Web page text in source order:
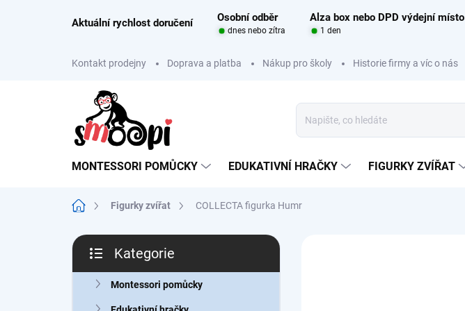
Aktuální rychlost doručení Osobní odběr Alza box nebo DPD výdejní místo
dnes nebo zítra 1 den
Kontakt prodejny Doprava a platba Nákup pro školy Historie firmy a víc o nás
MONTESSORI POMŮCKY EDUKATIVNÍ HRAČKY FIGURKY ZVÍŘAT
Domů Figurky zvířat COLLECTA figurka Humr
P
s
kategorie
Kategorie
Montessori pomůcky